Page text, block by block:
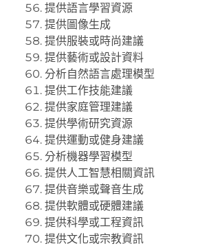
提供語言學習資源
提供圖像生成
提供服裝或時尚建議
提供藝術或設計資料
分析自然語言處理模型
提供工作技能建議
提供家庭管理建議
提供學術研究資源
提供運動或健身建議
分析機器學習模型
提供人工智慧相關資訊
提供音樂或聲音生成
提供軟體或硬體建議
提供科學或工程資訊
提供文化或宗教資訊